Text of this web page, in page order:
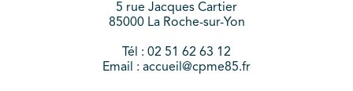
5 rue Jacques Cartier
85000 La Roche-sur-Yon
Tél : 02 51 62 63 12
Email : accueil@cpme85.fr